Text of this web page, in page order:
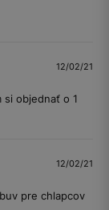
12/02/21
si objednať o 1
12/02/21
pre chlapcov